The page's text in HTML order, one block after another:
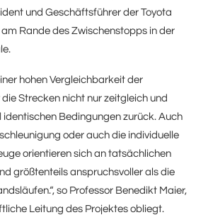
und Geschäftsführer der Toyota
Rande des Zwischenstopps in der
hohen Vergleichbarkeit der
Strecken nicht nur zeitgleich und
Bedingungen zurück. Auch
oder auch die individuelle
orientieren sich an tatsächlichen
größtenteils anspruchsvoller als die
so Professor Benedikt Maier,
Leitung des Projektes obliegt.